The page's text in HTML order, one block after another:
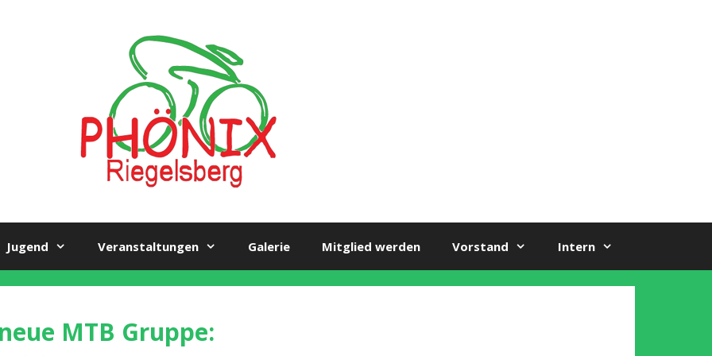
Jugend Veranstaltungen Galerie Mitglied werden Vorstand Intern
neue MTB Gruppe: